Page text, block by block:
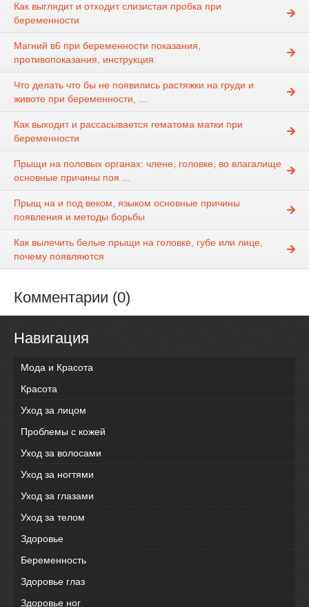
Как выглядит и отходит слизистая пробка при
беременности
Магний в6 при беременности показания,
противопоказания, инструкция
Что делать что бы не появились растяжки на груди и
животе при беременности, ...
Как выходит и рассасывается гематома матки при
беременности
Прыщи на половых органах: члене, головке, во влагалище
основные причины поя ...
Прыщ на и под веком, языком основные причины
появления и методы борьбы
Как вылечить белые прыщи на головке, губе или лице,
почему появляются
Комментарии (0)
Навигация
Мода и Красота
Красота
Уход за лицом
Проблемы с кожей
Уход за волосами
Уход за ногтями
Уход за глазами
Уход за телом
Здоровье
Беременность
Здоровье глаз
Здоровье ног